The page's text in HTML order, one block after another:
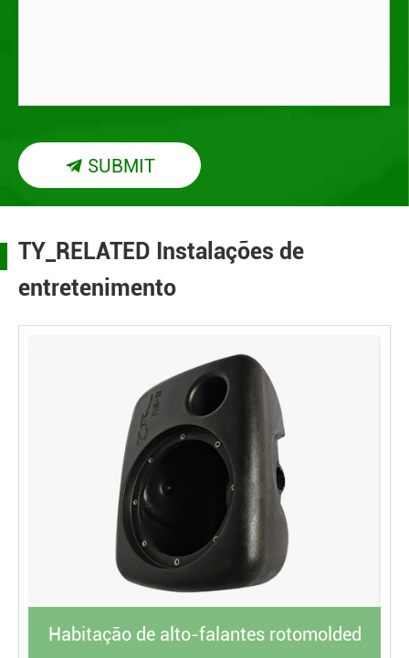
 SUBMIT
TY_RELATED Instalações de
entretenimento
Habitação de alto-falantes rotomolded